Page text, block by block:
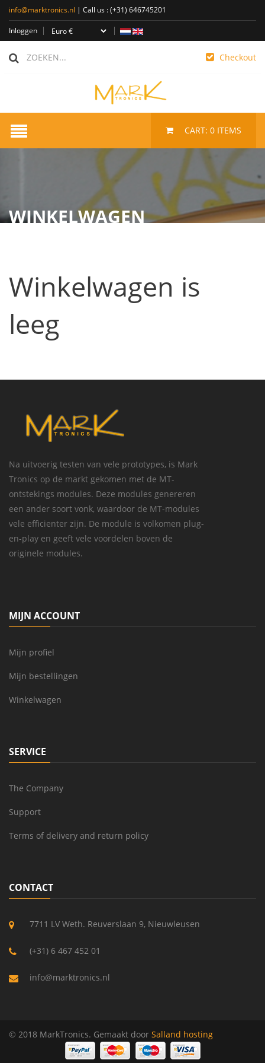
info@marktronics.nl | Call us :(+31) 646745201
Inloggen
Checkout
CART: 0 ITEMS
WINKELWAGEN
Winkelwagen is
leeg
Na uitvoerig testen van vele prototypes, is Mark
Tronics op de markt gekomen met de MT-
ontstekings modules. Deze modules genereren
een ander soort vonk, waardoor de MT-modules
vele efficienter zijn. De module is volkomen plug-
en-play en geeft vele voordelen boven de
originele modules.
MIJN ACCOUNT
Mijn profiel
Mijn bestellingen
Winkelwagen
SERVICE
The Company
Support
Terms of delivery and return policy
CONTACT
7711 LV Weth. Reuverslaan 9, Nieuwleusen
(+31) 6 467 452 01
info@marktronics.nl
© 2018 MarkTronics. Gemaakt door Salland hosting